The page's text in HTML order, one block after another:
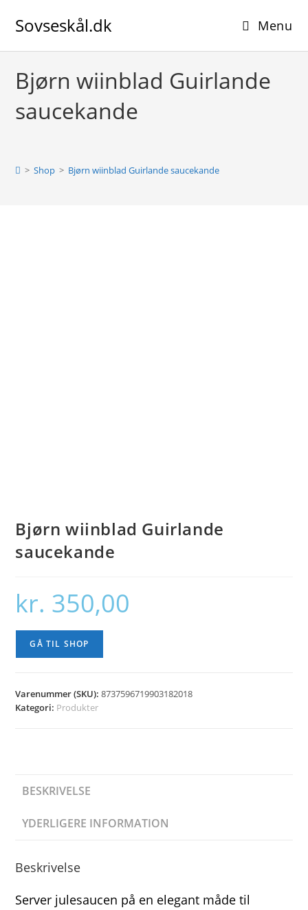
Sovseskål.dk Menu
Bjørn wiinblad Guirlande
saucekande
> Shop > Bjørn wiinblad Guirlande saucekande
Bjørn wiinblad Guirlande
saucekande
kr. 350,00
GÅ TIL SHOP
Varenummer (SKU):8737596719903182018
Kategori: Produkter
BESKRIVELSE
YDERLIGERE INFORMATION
Beskrivelse
Server julesaucen på en elegant måde til